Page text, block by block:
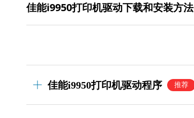
佳能i9950打印机驱动下载和安装方法
佳能i9950打印机驱动程序 推荐